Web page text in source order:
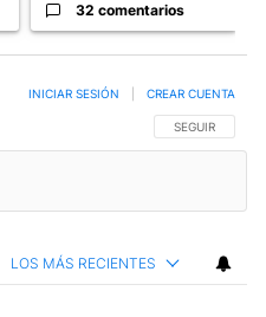
32 comentarios
SIGA ESTA
SEGUIR
INICIAR SESIÓN CREAR CUENTA
LOS MÁS RECIENTES